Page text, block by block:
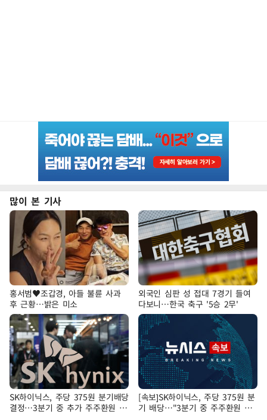
많이 본 기사
홍서범♥조갑경, 아들 불륜 사과
후 근황…밝은 미소
외국인 심판 성 접대 7경기 들여
다보니…한국 축구 '5승 2무'
SK하이닉스, 주당 375원 분기배당
결정…3분기 중 추가 주주환원 발
[속보]SK하이닉스, 주당 375원 분
기 배당…"3분기 중 주주환원 방